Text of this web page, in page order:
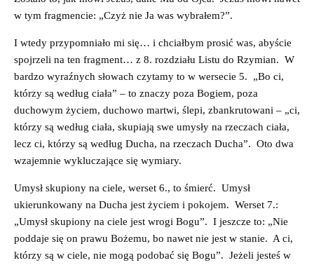
w tym fragmencie: „Czyż nie Ja was wybrałem?”.
I wtedy przypomniało mi się… i chciałbym prosić was, abyście
spojrzeli na ten fragment… z 8. rozdziału Listu do Rzymian. W
bardzo wyraźnych słowach czytamy to w wersecie 5. „Bo ci,
którzy są według ciała” – to znaczy poza Bogiem, poza
duchowym życiem, duchowo martwi, ślepi, zbankrutowani – „ci,
którzy są według ciała, skupiają swe umysły na rzeczach ciała,
lecz ci, którzy są według Ducha, na rzeczach Ducha”. Oto dwa
wzajemnie wykluczające się wymiary.
Umysł skupiony na ciele, werset 6., to śmierć. Umysł
ukierunkowany na Ducha jest życiem i pokojem. Werset 7.:
„Umysł skupiony na ciele jest wrogi Bogu”. I jeszcze to: „Nie
poddaje się on prawu Bożemu, bo nawet nie jest w stanie. A ci,
którzy są w ciele, nie mogą podobać się Bogu”. Jeżeli jesteś w